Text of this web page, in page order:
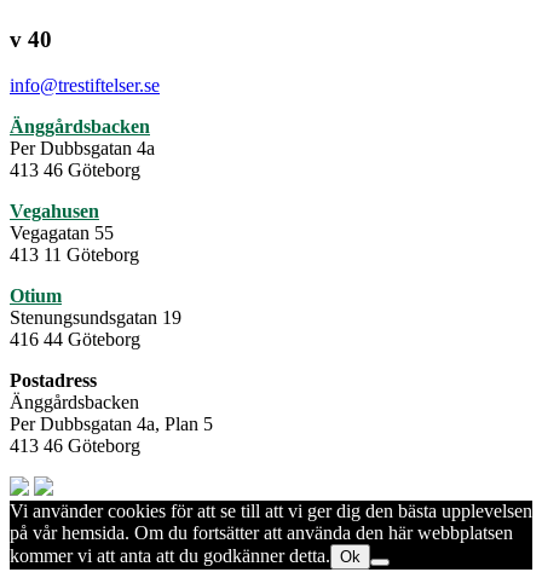
v 40
info@trestiftelser.se
Änggårdsbacken
Per Dubbsgatan 4a
413 46 Göteborg
Vegahusen
Vegagatan 55
413 11 Göteborg
Otium
Stenungsundsgatan 19
416 44 Göteborg
Postadress
Änggårdsbacken
Per Dubbsgatan 4a, Plan 5
413 46 Göteborg
Vi använder cookies för att se till att vi ger dig den bästa upplevelsen
på vår hemsida. Om du fortsätter att använda den här webbplatsen
kommer vi att anta att du godkänner detta. Ok